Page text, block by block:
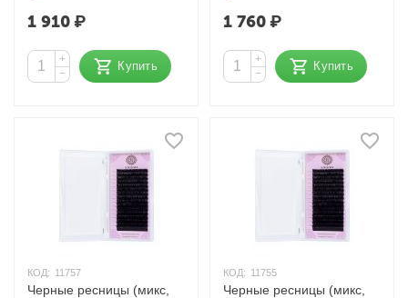
1 910₽
+
−
Купить
1 760₽
+
−
Купить
КОД: 11757
Черные ресницы (микс,
КОД: 11755
Черные ресницы (микс,